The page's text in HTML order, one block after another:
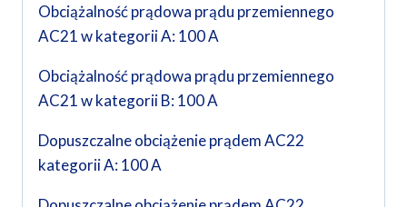
Obciążalność prądowa prądu przemiennego
AC21 w kategorii A: 100 A
Obciążalność prądowa prądu przemiennego
AC21 w kategorii B: 100 A
Dopuszczalne obciążenie prądem AC22
kategorii A: 100 A